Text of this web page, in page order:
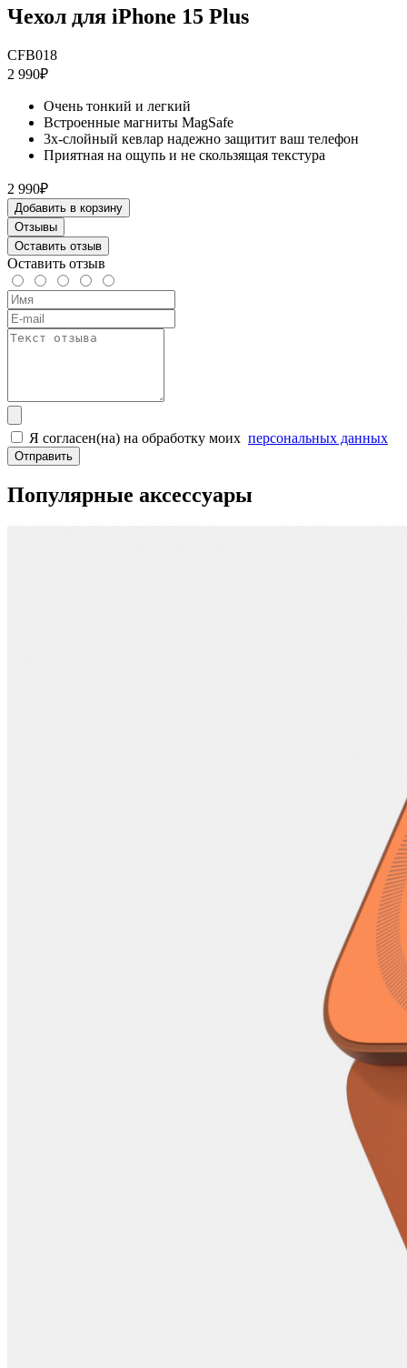
Чехол для iPhone 15 Plus
CFB018
2 990₽
Очень тонкий и легкий
Встроенные магниты MagSafe
3х-слойный кевлар надежно защитит ваш телефон
Приятная на ощупь и не скользящая текстура
2 990₽
Добавить в корзину
Отзывы
Оставить отзыв
Оставить отзыв
Я согласен(на) на обработку моих персональных данных
Отправить
Популярные аксессуары